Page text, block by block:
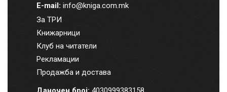
E-mail: info@kniga.com.mk
За ТРИ
Книжарници
Клуб на читатели
Рекламации
Продажба и достава